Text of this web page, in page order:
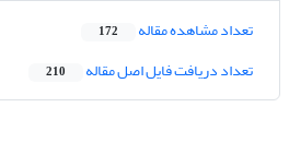
تعداد مشاهده مقاله 172
تعداد دریافت فایل اصل مقاله 210